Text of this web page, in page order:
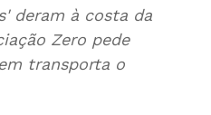
deram à costa da
Zero pede
transporta o